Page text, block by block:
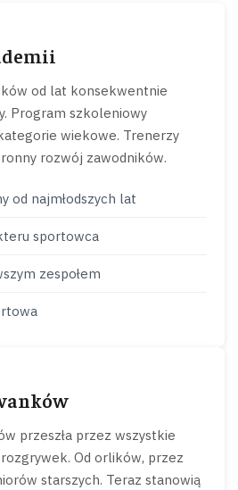
od lat konsekwentnie
Program szkoleniowy
wiekowe. Trenerzy
rozwój zawodników.
od najmłodszych lat
sportowca
zespołem
przeszła przez wszystkie
Od orlików, przez
starszych. Teraz stanowią